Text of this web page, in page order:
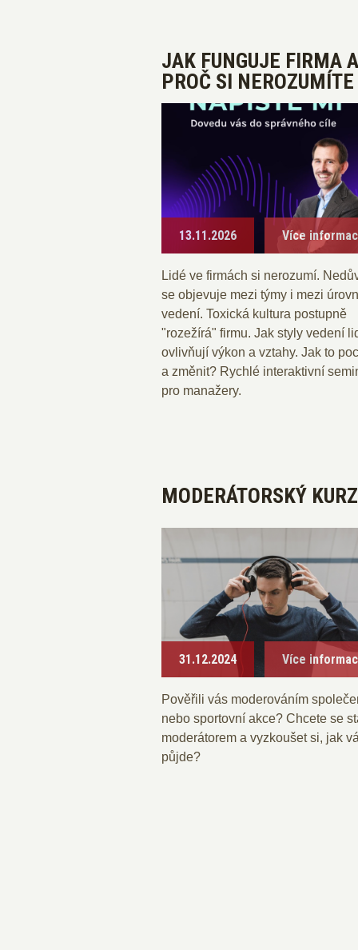
JAK FUNGUJE FIRMA A
PROČ SI NEROZUMÍTE
13.11.2026 Více
Lidé ve firmách si nerozumí.
se objevuje mezi týmy i mezi
vedení. Toxická kultura postupně
"rozežírá" firmu. Jak styly vedení
ovlivňují výkon a vztahy. Jak to
a změnit? Rychlé interaktivní
pro manažery.
MODERÁTORSKÝ KURZ
31.12.2024 Více
Pověřili vás moderováním
nebo sportovní akce? Chcete se
moderátorem a vyzkoušet si, jak
půjde?